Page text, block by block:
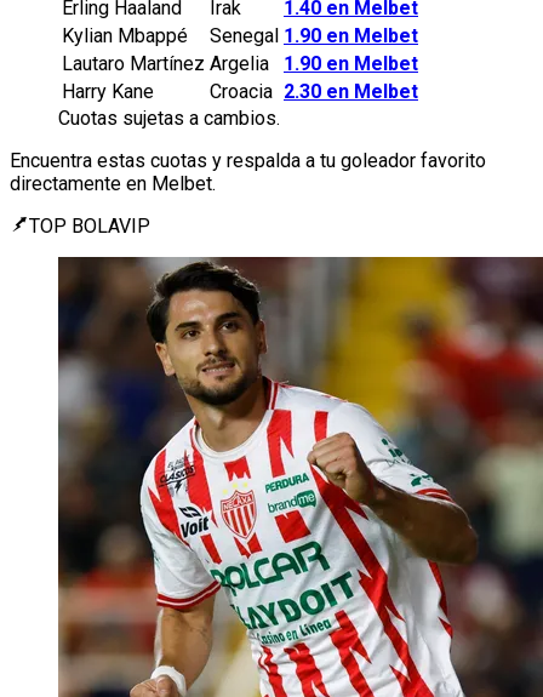
Erling Haaland
Irak
1.40 en Melbet
Kylian Mbappé
Senegal 1.90 en Melbet
Lautaro Martínez Argelia
1.90 en Melbet
Harry Kane
Croacia 2.30 en Melbet
Cuotas sujetas a cambios.
Encuentra estas cuotas y respalda a tu goleador favorito
directamente en Melbet.
TOP BOLAVIP